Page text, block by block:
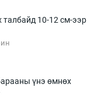
талбайд 10-12 см-ээр
үнэ өмнөх